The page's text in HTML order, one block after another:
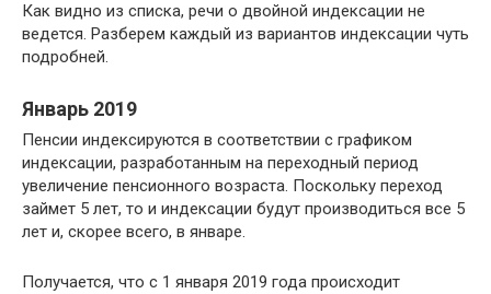
Как видно из списка, речи о двойной индексации не
ведется. Разберем каждый из вариантов индексации чуть
подробней.
Январь 2019
Пенсии индексируются в соответствии с графиком
индексации, разработанным на переходный период
увеличение пенсионного возраста. Поскольку переход
займет 5 лет, то и индексации будут производиться все 5
лет и, скорее всего, в январе.
Получается, что с 1 января 2019 года происходит